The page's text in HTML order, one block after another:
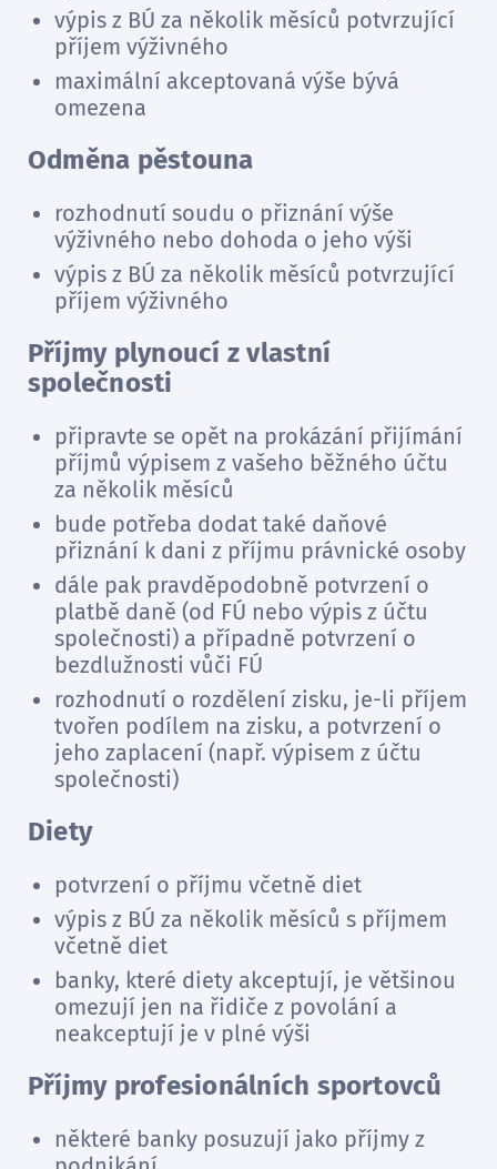
výpis z BÚ za několik měsíců potvrzující
příjem výživného
maximální akceptovaná výše bývá
omezena
Odměna pěstouna
rozhodnutí soudu o přiznání výše
výživného nebo dohoda o jeho výši
výpis z BÚ za několik měsíců potvrzující
příjem výživného
Příjmy plynoucí z vlastní
společnosti
připravte se opět na prokázání přijímání
příjmů výpisem z vašeho běžného účtu
za několik měsíců
bude potřeba dodat také daňové
přiznání k dani z příjmu právnické osoby
dále pak pravděpodobně potvrzení o
platbě daně (od FÚ nebo výpis z účtu
společnosti) a případně potvrzení o
bezdlužnosti vůči FÚ
rozhodnutí o rozdělení zisku, je-li příjem
tvořen podílem na zisku, a potvrzení o
jeho zaplacení (např. výpisem z účtu
společnosti)
Diety
potvrzení o příjmu včetně diet
výpis z BÚ za několik měsíců s příjmem
včetně diet
banky, které diety akceptují, je většinou
omezují jen na řidiče z povolání a
neakceptují je v plné výši
Příjmy profesionálních sportovců
některé banky posuzují jako příjmy z